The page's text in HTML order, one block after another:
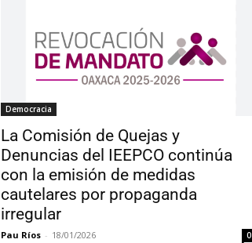
Democracia
La Comisión de Quejas y
Denuncias del IEEPCO continúa
con la emisión de medidas
cautelares por propaganda
irregular
Pau Ríos - 18/01/2026 0